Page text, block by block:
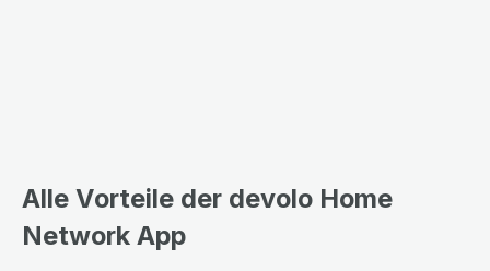
Alle Vorteile der devolo Home
Network App